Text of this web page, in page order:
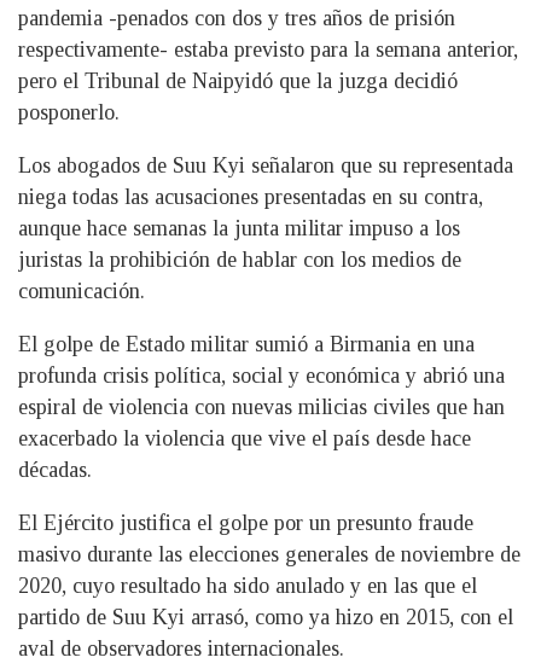
pandemia -penados con dos y tres años de prisión
respectivamente- estaba previsto para la semana anterior,
pero el Tribunal de Naipyidó que la juzga decidió
posponerlo.
Los abogados de Suu Kyi señalaron que su representada
niega todas las acusaciones presentadas en su contra,
aunque hace semanas la junta militar impuso a los
juristas la prohibición de hablar con los medios de
comunicación.
El golpe de Estado militar sumió a Birmania en una
profunda crisis política, social y económica y abrió una
espiral de violencia con nuevas milicias civiles que han
exacerbado la violencia que vive el país desde hace
décadas.
El Ejército justifica el golpe por un presunto fraude
masivo durante las elecciones generales de noviembre de
2020, cuyo resultado ha sido anulado y en las que el
partido de Suu Kyi arrasó, como ya hizo en 2015, con el
aval de observadores internacionales.